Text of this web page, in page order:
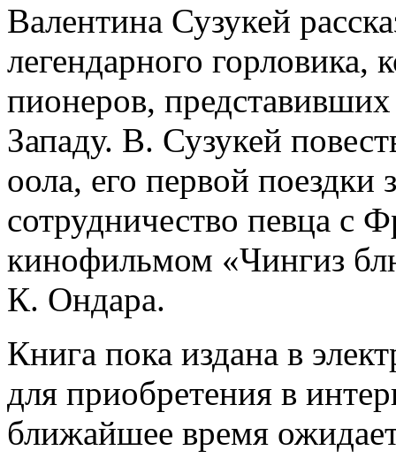
Валентина Сузукей
легендарного
пионеров,
Западу. В. Сузукей
оола, его первой
сотрудничество певца с
кинофильмом «Чингиз
К. Ондара.
Книга пока издана в
для приобретения в
ближайшее время